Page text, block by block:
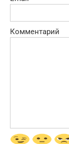
Комментарий